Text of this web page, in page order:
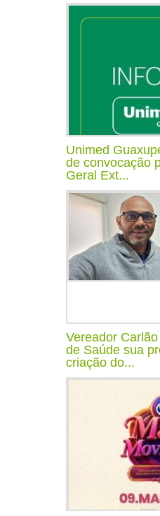
Unimed
de convocação
Geral Ext...
Vereador
de Saúde sua
criação do...